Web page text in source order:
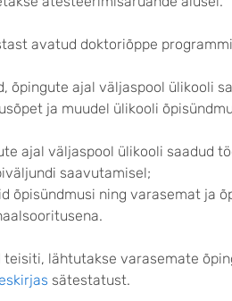
avatud doktoriõppe
õpingute ajal väljaspool ülikooli
ja muudel ülikooli
ajal väljaspool ülikooli saadud
saavutamisel;
õpisündmusi ning varasemat ja
teisiti, lähtutakse varasemate
sätestatust.